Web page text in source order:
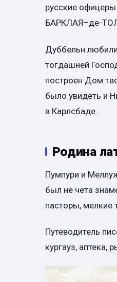
русские
БАРКЛАЯ–де-
Дуббельн
тогдашней
построен Дом
было увидеть и
в Карлсбаде…
Родина
Пумпури и
был не чета
пасторы, мелкие
Путеводитель
кургауз, аптека,